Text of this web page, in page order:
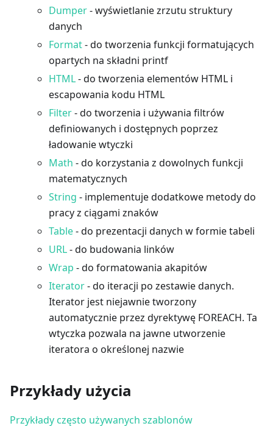
Dumper- wyświetlanie zrzutu struktury
danych
Format- do tworzenia funkcji formatujących
opartych na składni printf
HTML- do tworzenia elementów HTML i
escapowania kodu HTML
Filter- do tworzenia i używania filtrów
definiowanych i dostępnych poprzez
ładowanie wtyczki
Math - do korzystania z dowolnych funkcji
matematycznych
String - implementuje dodatkowe metody do
pracy z ciągami znaków
Table- do prezentacji danych w formie tabeli
URL- do budowania linków
Wrap - do formatowania akapitów
Iterator- do iteracji po zestawie danych.
Iterator jest niejawnie tworzony
automatycznie przez dyrektywę FOREACH. Ta
wtyczka pozwala na jawne utworzenie
iteratora o określonej nazwie
Przykłady użycia
Przykłady często używanych szablonów